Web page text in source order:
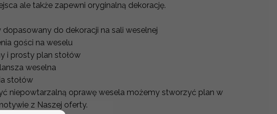
ale także zapewni oryginalną dekorację.
dopasowany do dekoracji na sali weselnej
gości na weselu
i prosty plan stołów
weselna
stołów
niepowtarzalną oprawę wesela możemy stworzyć plan w
z Naszej oferty.